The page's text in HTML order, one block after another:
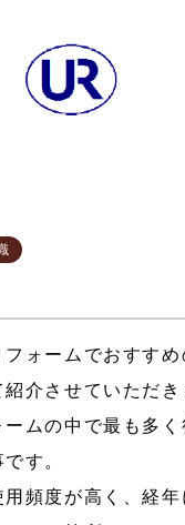
ォームでおすすめ
介させていただき
ムの中で最も多く
す。
頻度が高く、経